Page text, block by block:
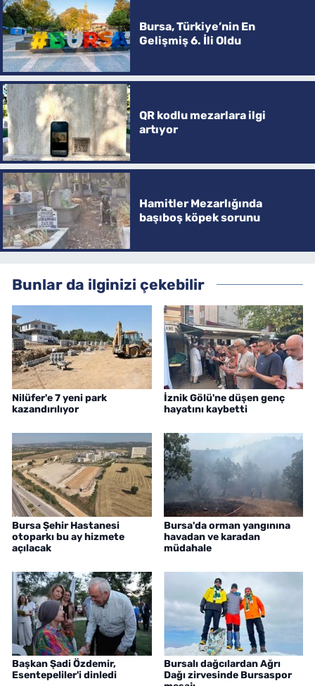
Bursa, Türkiye’nin En
Gelişmiş 6. İli Oldu
QR kodlu mezarlara ilgi
artıyor
Hamitler Mezarlığında
başıboş köpek sorunu
Bunlar da ilginizi çekebilir
Nilüfer'e 7 yeni park
kazandırılıyor
İznik Gölü'ne düşen genç
hayatını kaybetti
Bursa Şehir Hastanesi
otoparkı bu ay hizmete
açılacak
Bursa'da orman yangınına
havadan ve karadan
müdahale
Başkan Şadi Özdemir,
Esentepeliler'i dinledi
Bursalı dağcılardan Ağrı
Dağı zirvesinde Bursaspor